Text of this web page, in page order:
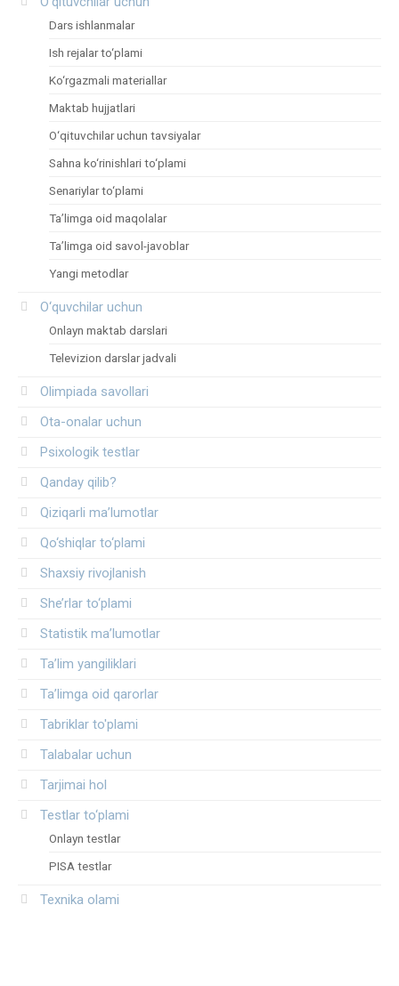
Dars ishlanmalar
Ish rejalar to‘plami
Ko‘rgazmali materiallar
Maktab hujjatlari
O‘qituvchilar uchun tavsiyalar
Sahna ko‘rinishlari to‘plami
Senariylar to‘plami
Ta’limga oid maqolalar
Ta’limga oid savol-javoblar
Yangi metodlar
O‘quvchilar uchun
Onlayn maktab darslari
Televizion darslar jadvali
Olimpiada savollari
Ota-onalar uchun
Psixologik testlar
Qanday qilib?
Qiziqarli ma’lumotlar
Qo‘shiqlar to‘plami
Shaxsiy rivojlanish
She’rlar to‘plami
Statistik ma’lumotlar
Ta’lim yangiliklari
Ta’limga oid qarorlar
Tabriklar to'plami
Talabalar uchun
Tarjimai hol
Testlar to‘plami
Onlayn testlar
PISA testlar
Texnika olami